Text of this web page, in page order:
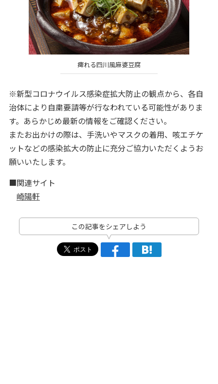
痺れる四川風麻婆豆腐
※新型コロナウイルス感染症拡大防止の観点から、各自
治体により自粛要請等が行なわれている可能性がありま
す。あらかじめ最新の情報をご確認ください。
またお出かけの際は、手洗いやマスクの着用、咳エチケ
ットなどの感染拡大の防止に充分ご協力いただくようお
願いいたします。
■関連サイト
崎陽軒
この記事をシェアしよう